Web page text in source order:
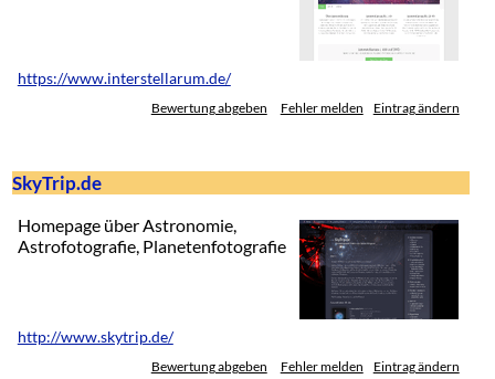
https://www.interstellarum.de/
Bewertung abgeben Fehler melden Eintrag ändern
SkyTrip.de
Homepage über Astronomie,
Astrofotografie, Planetenfotografie
http://www.skytrip.de/
Bewertung abgeben Fehler melden Eintrag ändern